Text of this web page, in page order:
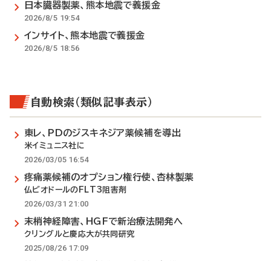
日本臓器製薬、熊本地震で義援金
2026/8/5 19:54
インサイト、熊本地震で義援金
2026/8/5 18:56
自動検索（類似記事表示）
東レ、PDのジスキネジア薬候補を導出
米イミュニス社に
2026/03/05 16:54
疼痛薬候補のオプション権行使、杏林製薬
仏ビオドールのFLT3阻害剤
2026/03/31 21:00
末梢神経障害、HGFで新治療法開発へ
クリングルと慶応大が共同研究
2025/08/26 17:09